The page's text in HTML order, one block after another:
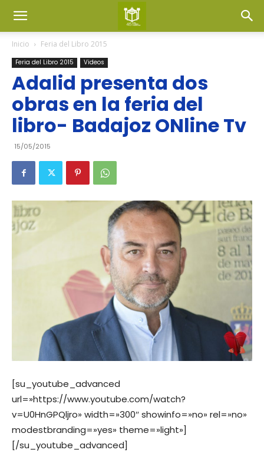
Inicio Feria del Libro 2015
Feria del Libro 2015 Videos
Adalid presenta dos
obras en la feria del
libro- Badajoz ONline Tv
15/05/2015
[su_youtube_advanced
url=»https://www.youtube.com/watch?
v=U0HnGPQljro» width=»300″ showinfo=»no» rel=»no»
modestbranding=»yes» theme=»light»]
[/su_youtube_advanced]